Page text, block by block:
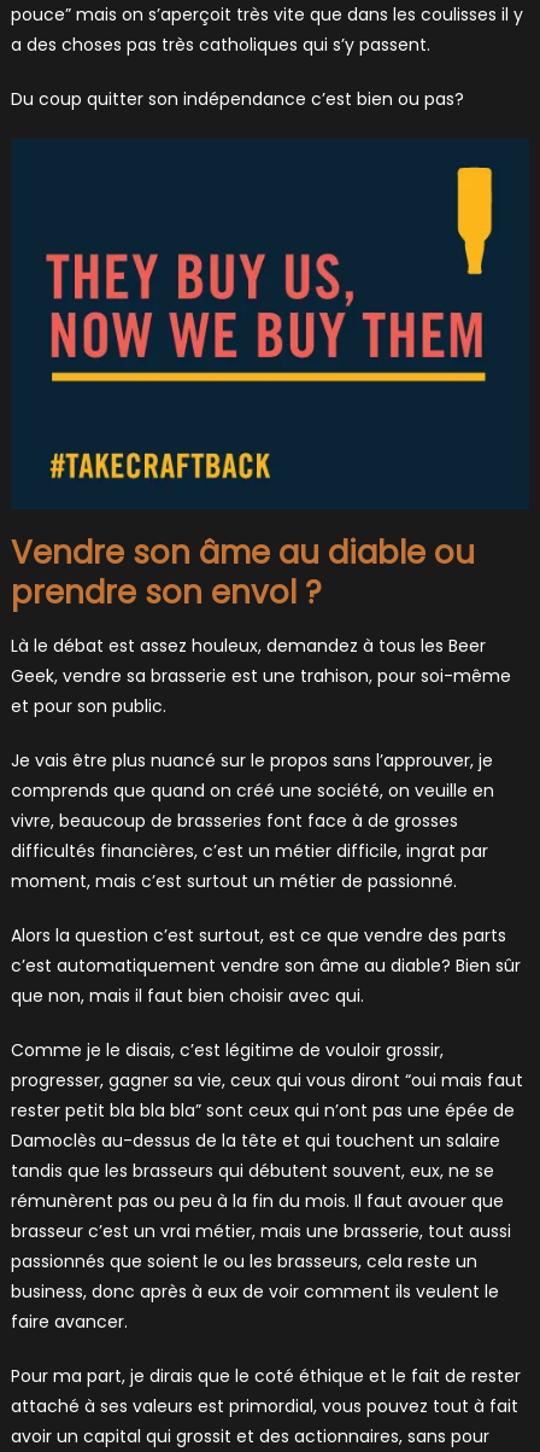
pouce” mais on s’aperçoit très vite que dans les coulisses il y
a des choses pas très catholiques qui s’y passent.
Du coup quitter son indépendance c’est bien ou pas?
Vendre son âme au diable ou
prendre son envol ?
Là le débat est assez houleux, demandez à tous les Beer
Geek, vendre sa brasserie est une trahison, pour soi-même
et pour son public.
Je vais être plus nuancé sur le propos sans l’approuver, je
comprends que quand on créé une société, on veuille en
vivre, beaucoup de brasseries font face à de grosses
difficultés financières, c’est un métier difficile, ingrat par
moment, mais c’est surtout un métier de passionné.
Alors la question c’est surtout, est ce que vendre des parts
c’est automatiquement vendre son âme au diable? Bien sûr
que non, mais il faut bien choisir avec qui.
Comme je le disais, c’est légitime de vouloir grossir,
progresser, gagner sa vie, ceux qui vous diront “oui mais faut
rester petit bla bla bla” sont ceux qui n’ont pas une épée de
Damoclès au-dessus de la tête et qui touchent un salaire
tandis que les brasseurs qui débutent souvent, eux, ne se
rémunèrent pas ou peu à la fin du mois. Il faut avouer que
brasseur c’est un vrai métier, mais une brasserie, tout aussi
passionnés que soient le ou les brasseurs, cela reste un
business, donc après à eux de voir comment ils veulent le
faire avancer.
Pour ma part, je dirais que le coté éthique et le fait de rester
attaché à ses valeurs est primordial, vous pouvez tout à fait
avoir un capital qui grossit et des actionnaires, sans pour